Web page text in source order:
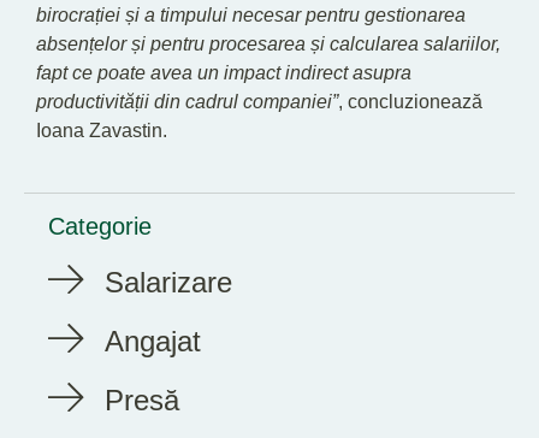
birocrației și a timpului necesar pentru gestionarea
absențelor și pentru procesarea și calcularea salariilor,
fapt ce poate avea un impact indirect asupra
productivității din cadrul companiei”, concluzionează
Ioana Zavastin.
Categorie
Salarizare
Angajat
Presă